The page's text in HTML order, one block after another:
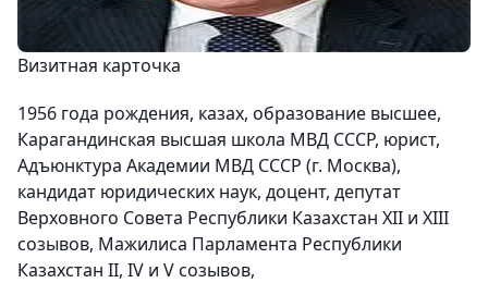
Визитная карточка
1956 года рождения, казах, образование высшее,
Карагандинская высшая школа МВД СССР, юрист,
Адъюнктура Академии МВД СССР (г. Москва),
кандидат юридических наук, доцент, депутат
Верховного Совета Республики Казахстан XII и XIII
созывов, Мажилиса Парламента Республики
Казахстан II, IV и V созывов,